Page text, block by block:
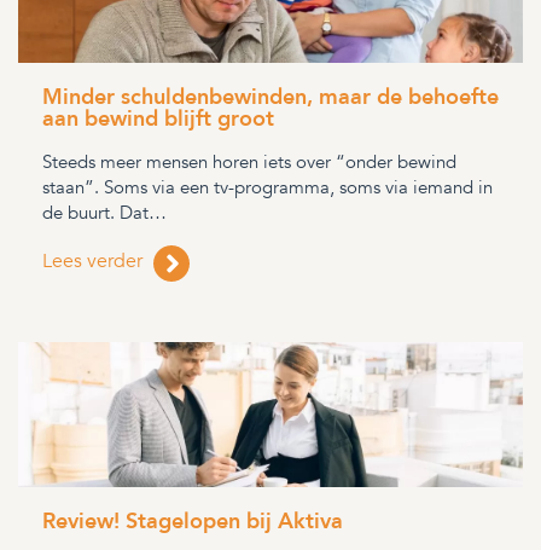
Minder schuldenbewinden, maar de behoefte
aan bewind blijft groot
Steeds meer mensen horen iets over “onder bewind
staan”. Soms via een tv-programma, soms via iemand in
de buurt. Dat…
Lees verder
Review! Stagelopen bij Aktiva